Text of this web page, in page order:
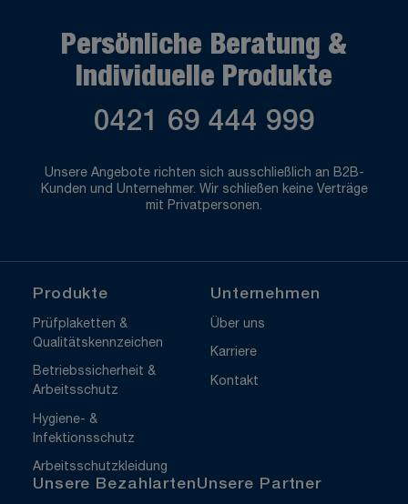
Persönliche Beratung &
Individuelle Produkte
0421 69 444 999
Unsere Angebote richten sich ausschließlich an B2B-
Kunden und Unternehmer. Wir schließen keine Verträge
mit Privatpersonen.
Produkte
Prüfplaketten &
Qualitätskennzeichen
Betriebssicherheit &
Arbeitsschutz
Hygiene- &
Infektionsschutz
Arbeitsschutzkleidung
Unternehmen
Über uns
Karriere
Kontakt
Unsere BezahlartenUnsere Partner